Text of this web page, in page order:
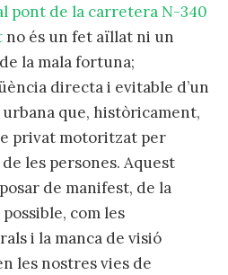
pont de la carretera N-340
no és un fet aïllat ni un
la mala fortuna;
directa i evitable d’un
que, històricament,
privat motoritzat per
les persones. Aquest
de manifest, de la
com les
i la manca de visió
les nostres vies de